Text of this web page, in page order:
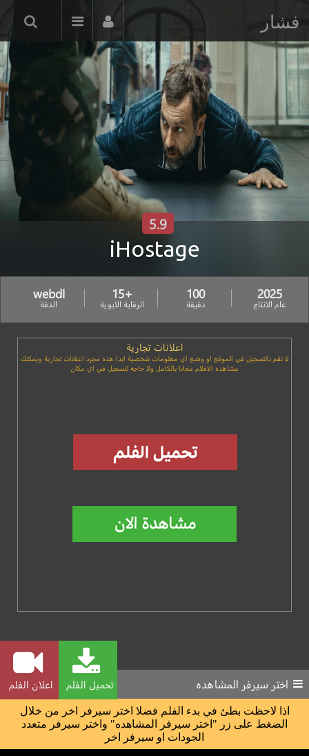
فشار
iHostage
5.9
2025
عام الانتاج
100
دقيقة
+15
الرقابة الابوية
webdl
الدقة
اعلانات تجارية
لا تقم بالتسجيل في الموقع او وضع اي معلومات شخصية ابدا هذه مجرد اعلانات تجارية ويمكنك
مشاهده الافلام مجانا بالكامل ولا حاجه لتسجيل في اي مكان
تحميل الفلم اعلان الفلم اختر سيرفر المشاهده
اذا لاحظت بطئ في بدء الفلم فضلا اختر سيرفر اخر من خلال
الضغط على زر "اختر سيرفر المشاهده" واختر سيرفر متعدد
الجودات او سيرفر اخر